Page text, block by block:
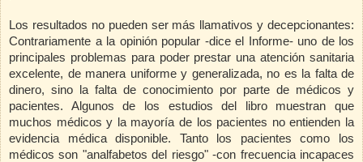
Los resultados no pueden ser más llamativos y decepcionantes:
Contrariamente a la opinión popular -dice el Informe- uno de los
principales problemas para poder prestar una atención sanitaria
excelente, de manera uniforme y generalizada, no es la falta de
dinero, sino la falta de conocimiento por parte de médicos y
pacientes. Algunos de los estudios del libro muestran que
muchos médicos y la mayoría de los pacientes no entienden la
evidencia médica disponible. Tanto los pacientes como los
médicos son "analfabetos del riesgo" -con frecuencia incapaces